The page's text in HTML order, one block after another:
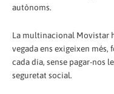
autònoms.
La multinacional Movistar
vegada ens exigeixen
cada dia, sense pagar-nos
seguretat social.